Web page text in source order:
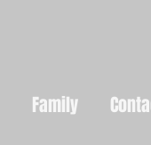
Family